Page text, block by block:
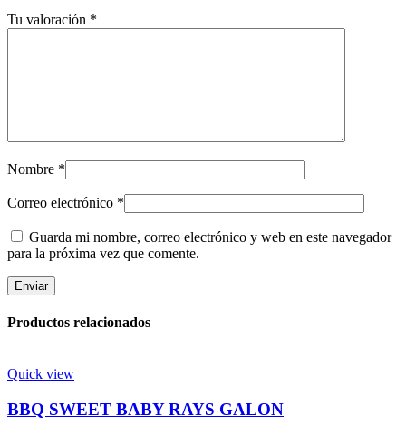
Tu valoración *
Nombre *
Correo electrónico *
Guarda mi nombre, correo electrónico y web en este navegador
para la próxima vez que comente.
Productos relacionados
Quick view
BBQ SWEET BABY RAYS GALON